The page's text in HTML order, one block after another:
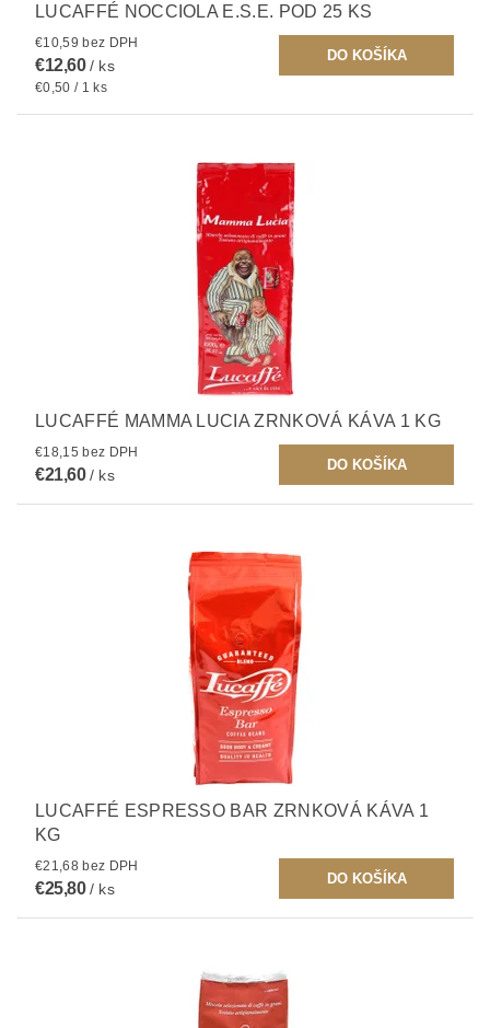
LUCAFFÉ NOCCIOLA E.S.E. POD 25 KS
€10,59 bez DPH
€12,60/ ks
€0,50 / 1 ks
LUCAFFÉ MAMMA LUCIA ZRNKOVÁ KÁVA 1 KG
€18,15 bez DPH
€21,60/ ks
LUCAFFÉ ESPRESSO BAR ZRNKOVÁ KÁVA 1
KG
€21,68 bez DPH
€25,80/ ks